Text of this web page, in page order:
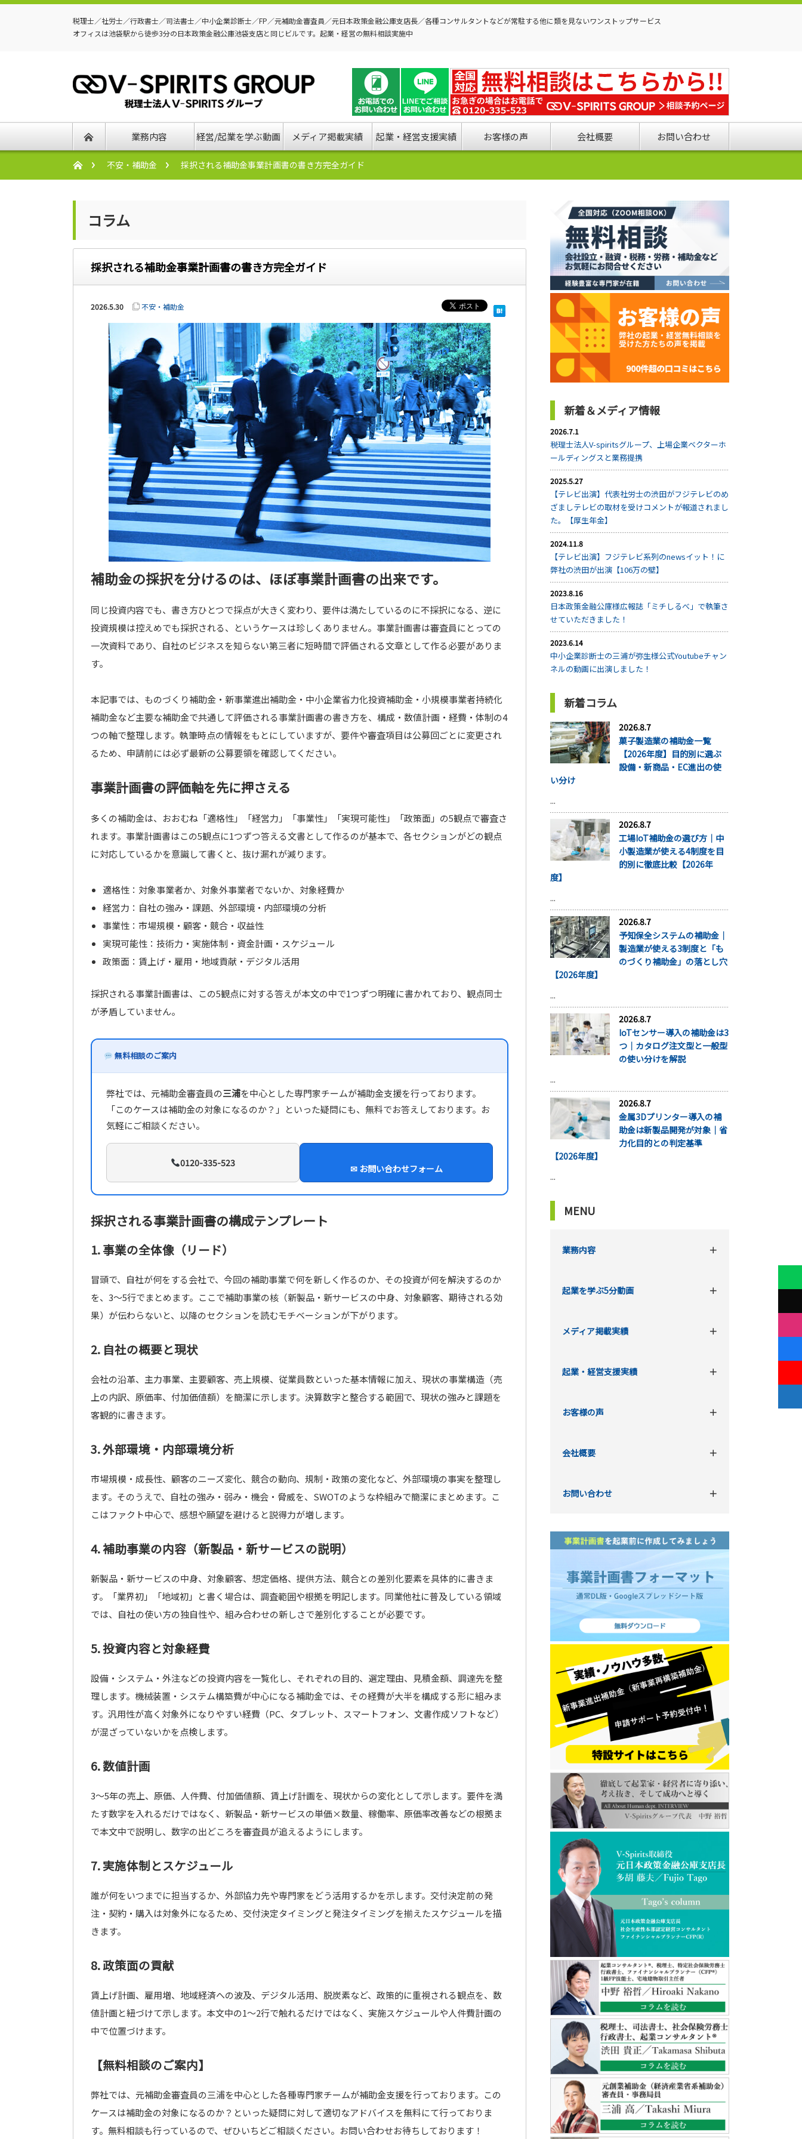
税理士／社労士／行政書士／司法書士／中小企業診断士／FP／元補助金審査員／元日本政策金融公庫支店長／各種コンサルタントなどが常駐する他に類を見ないワンストップサービス
オフィスは池袋駅から徒歩3分の日本政策金融公庫池袋支店と同じビルです。起業・経営の無料相談実施中
業務内容 経営/起業を学ぶ動画 メディア掲載実績 起業・経営支援実績 お客様の声 会社概要 お問い合わせ
不安・補助金 採択される補助金事業計画書の書き方完全ガイド
コラム
採択される補助金事業計画書の書き方完全ガイド
2026.5.30 不安・補助金
補助金の採択を分けるのは、ほぼ事業計画書の出来です。
同じ投資内容でも、書き方ひとつで採点が大きく変わり、要件は満たしているのに不採択になる、逆に
投資規模は控えめでも採択される、というケースは珍しくありません。事業計画書は審査員にとっての
一次資料であり、自社のビジネスを知らない第三者に短時間で評価される文章として作る必要がありま
す。
本記事では、ものづくり補助金・新事業進出補助金・中小企業省力化投資補助金・小規模事業者持続化
補助金など主要な補助金で共通して評価される事業計画書の書き方を、構成・数値計画・経費・体制の4
つの軸で整理します。執筆時点の情報をもとにしていますが、要件や審査項目は公募回ごとに変更され
るため、申請前には必ず最新の公募要領を確認してください。
事業計画書の評価軸を先に押さえる
多くの補助金は、おおむね「適格性」「経営力」「事業性」「実現可能性」「政策面」の5観点で審査さ
れます。事業計画書はこの5観点に1つずつ答える文書として作るのが基本で、各セクションがどの観点
に対応しているかを意識して書くと、抜け漏れが減ります。
適格性：対象事業者か、対象外事業者でないか、対象経費か
経営力：自社の強み・課題、外部環境・内部環境の分析
事業性：市場規模・顧客・競合・収益性
実現可能性：技術力・実施体制・資金計画・スケジュール
政策面：賃上げ・雇用・地域貢献・デジタル活用
採択される事業計画書は、この5観点に対する答えが本文の中で1つずつ明確に書かれており、観点同士
が矛盾していません。
無料相談のご案内
弊社では、元補助金審査員の三浦を中心とした専門家チームが補助金支援を行っております。
「このケースは補助金の対象になるのか？」といった疑問にも、無料でお答えしております。お
気軽にご相談ください。
0120-335-523 ✉ お問い合わせフォーム
採択される事業計画書の構成テンプレート
1. 事業の全体像（リード）
冒頭で、自社が何をする会社で、今回の補助事業で何を新しく作るのか、その投資が何を解決するのか
を、3〜5行でまとめます。ここで補助事業の核（新製品・新サービスの中身、対象顧客、期待される効
果）が伝わらないと、以降のセクションを読むモチベーションが下がります。
2. 自社の概要と現状
会社の沿革、主力事業、主要顧客、売上規模、従業員数といった基本情報に加え、現状の事業構造（売
上の内訳、原価率、付加価値額）を簡潔に示します。決算数字と整合する範囲で、現状の強みと課題を
客観的に書きます。
3. 外部環境・内部環境分析
市場規模・成長性、顧客のニーズ変化、競合の動向、規制・政策の変化など、外部環境の事実を整理し
ます。そのうえで、自社の強み・弱み・機会・脅威を、SWOTのような枠組みで簡潔にまとめます。こ
こはファクト中心で、感想や願望を避けると説得力が増します。
4. 補助事業の内容（新製品・新サービスの説明）
新製品・新サービスの中身、対象顧客、想定価格、提供方法、競合との差別化要素を具体的に書きま
す。「業界初」「地域初」と書く場合は、調査範囲や根拠を明記します。同業他社に普及している領域
では、自社の使い方の独自性や、組み合わせの新しさで差別化することが必要です。
5. 投資内容と対象経費
設備・システム・外注などの投資内容を一覧化し、それぞれの目的、選定理由、見積金額、調達先を整
理します。機械装置・システム構築費が中心になる補助金では、その経費が大半を構成する形に組みま
す。汎用性が高く対象外になりやすい経費（PC、タブレット、スマートフォン、文書作成ソフトなど）
が混ざっていないかを点検します。
6. 数値計画
3〜5年の売上、原価、人件費、付加価値額、賃上げ計画を、現状からの変化として示します。要件を満
たす数字を入れるだけではなく、新製品・新サービスの単価×数量、稼働率、原価率改善などの根拠ま
で本文中で説明し、数字の出どころを審査員が追えるようにします。
7. 実施体制とスケジュール
誰が何をいつまでに担当するか、外部協力先や専門家をどう活用するかを示します。交付決定前の発
注・契約・購入は対象外になるため、交付決定タイミングと発注タイミングを揃えたスケジュールを描
きます。
8. 政策面の貢献
賃上げ計画、雇用増、地域経済への波及、デジタル活用、脱炭素など、政策的に重視される観点を、数
値計画と紐づけて示します。本文中の1〜2行で触れるだけではなく、実施スケジュールや人件費計画の
中で位置づけます。
【無料相談のご案内】
弊社では、元補助金審査員の三浦を中心とした各種専門家チームが補助金支援を行っております。この
ケースは補助金の対象になるのか？といった疑問に対して適切なアドバイスを無料にて行っておりま
す。無料相談も行っているので、ぜひいちどご相談ください。お問い合わせお待ちしております！
新着＆メディア情報
2026.7.1
税理士法人V-spiritsグループ、上場企業ベクターホ
ールディングスと業務提携
2025.5.27
【テレビ出演】代表社労士の渋田がフジテレビのめ
ざましテレビの取材を受けコメントが報道されまし
た。【厚生年金】
2024.11.8
【テレビ出演】フジテレビ系列のnewsイット！に
弊社の渋田が出演【106万の壁】
2023.8.16
日本政策金融公庫様広報誌「ミチしるべ」で執筆さ
せていただきました！
2023.6.14
中小企業診断士の三浦が弥生様公式Youtubeチャン
ネルの動画に出演しました！
新着コラム
2026.8.7
菓子製造業の補助金一覧
【2026年度】目的別に選ぶ
設備・新商品・EC進出の使
い分け
...
2026.8.7
工場IoT補助金の選び方｜中
小製造業が使える4制度を目
的別に徹底比較【2026年
度】
...
2026.8.7
予知保全システムの補助金｜
製造業が使える3制度と「も
のづくり補助金」の落とし穴
【2026年度】
...
2026.8.7
IoTセンサー導入の補助金は3
つ｜カタログ注文型と一般型
の使い分けを解説
...
2026.8.7
金属3Dプリンター導入の補
助金は新製品開発が対象｜省
力化目的との判定基準
【2026年度】
...
MENU
業務内容
起業を学ぶ5分動画
メディア掲載実績
起業・経営支援実績
お客様の声
会社概要
お問い合わせ